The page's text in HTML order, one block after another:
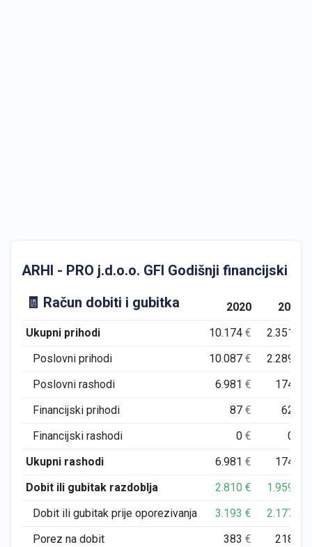
ARHI - PRO j.d.o.o. GFI Godišnji financijski
🧾 Račun dobiti i gubitka
2020
2021
Ukupni prihodi
10.174€ 2.351
Poslovni prihodi
10.087€ 2.289
Poslovni rashodi
6.981€ 174
Financijski prihodi
87€ 62
Financijski rashodi
0€ 0
Ukupni rashodi
6.981€ 174
Dobit ili gubitak razdoblja
2.810€ 1.959
Dobit ili gubitak prije oporezivanja
3.193€ 2.177
Porez na dobit
383€ 218